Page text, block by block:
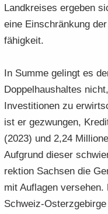
Land­krei­ses er­ge­ben
eine Ein­schrän­kung
fä­hig­keit.
In Summe ge­lingt es
Dop­pel­haus­hal­tes
In­ves­ti­tio­nen zu
ist er ge­zwun­gen,
(2023) und 2,24
Auf­grund die­ser
rek­ti­on Sach­sen die
mit Auf­la­gen
Schweiz-​